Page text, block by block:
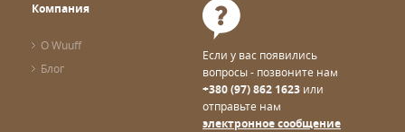
Компания
О Wuuff
Блог
Если у вас появились
вопросы - позвоните нам
+380 (97) 862 1623 или
отправьте нам
электронное сообщение